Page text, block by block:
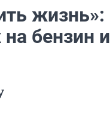
жизнь»:
бензин и